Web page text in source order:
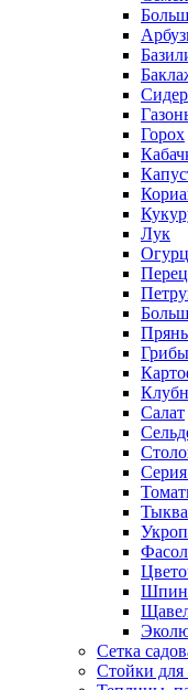
Горох
Лук
Перец
Грибы
Салат
Тыква
Укроп
Сетка
Стойки для